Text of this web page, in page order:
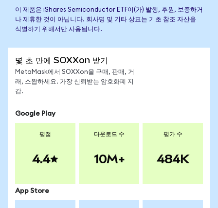
이 제품은 iShares Semiconductor ETF이(가) 발행, 후원, 보증하거
나 제휴한 것이 아닙니다. 회사명 및 기타 상표는 기초 참조 자산을
식별하기 위해서만 사용됩니다.
몇 초 만에 SOXXon 받기
MetaMask에서 SOXXon을 구매, 판매, 거
래, 스왑하세요. 가장 신뢰받는 암호화폐 지
갑.
Google Play
평점
4.4
다운로드 수
10M+
평가 수
484K
App Store